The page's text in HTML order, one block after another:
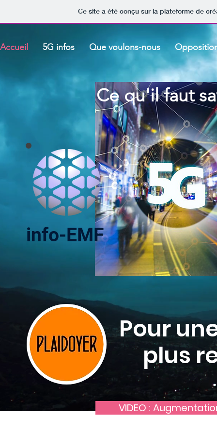
Ce site a été conçu sur la plateforme de
Accueil 5G infos Que voulons-nous
Ce qu'il faut
info-EMF
Pour
plus
VIDEO :